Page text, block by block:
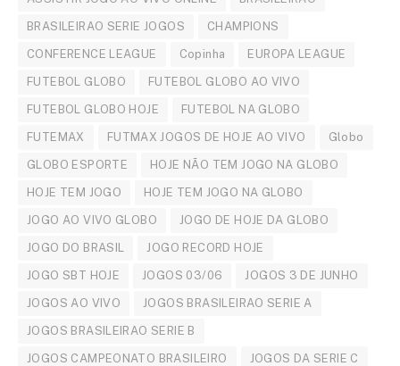
BRASILEIRAO SERIE JOGOS CHAMPIONS
CONFERENCE LEAGUE Copinha EUROPA LEAGUE
FUTEBOL GLOBO FUTEBOL GLOBO AO VIVO
FUTEBOL GLOBO HOJE FUTEBOL NA GLOBO
FUTEMAX FUTMAX JOGOS DE HOJE AO VIVO Globo
GLOBO ESPORTE HOJE NÃO TEM JOGO NA GLOBO
HOJE TEM JOGO HOJE TEM JOGO NA GLOBO
JOGO AO VIVO GLOBO JOGO DE HOJE DA GLOBO
JOGO DO BRASIL JOGO RECORD HOJE
JOGO SBT HOJE JOGOS 03/06 JOGOS 3 DE JUNHO
JOGOS AO VIVO JOGOS BRASILEIRAO SERIE A
JOGOS BRASILEIRAO SERIE B
JOGOS CAMPEONATO BRASILEIRO JOGOS DA SERIE C